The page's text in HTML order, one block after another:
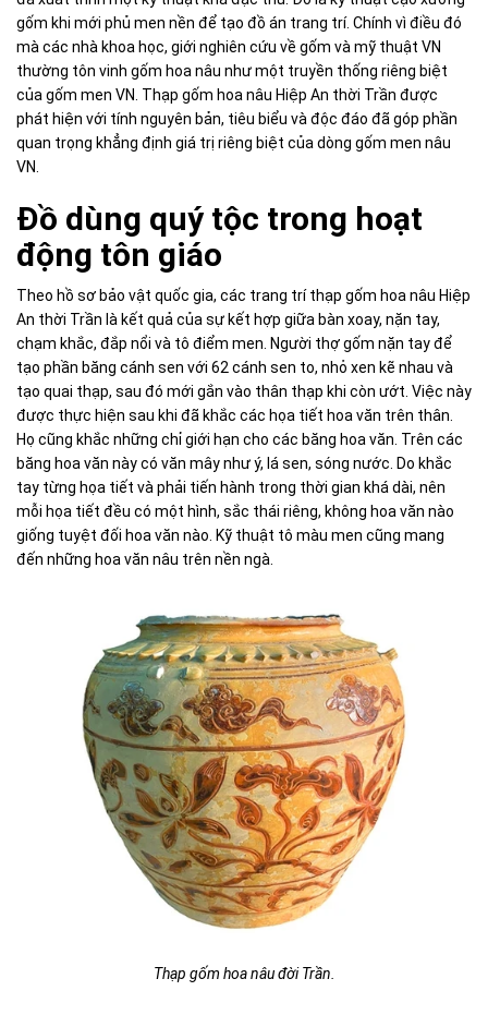
gốm khi mới phủ men nền để tạo đồ án trang trí. Chính vì điều đó
mà các nhà khoa học, giới nghiên cứu về gốm và mỹ thuật VN
thường tôn vinh gốm hoa nâu như một truyền thống riêng biệt
của gốm men VN. Thạp gốm hoa nâu Hiệp An thời Trần được
phát hiện với tính nguyên bản, tiêu biểu và độc đáo đã góp phần
quan trọng khẳng định giá trị riêng biệt của dòng gốm men nâu
VN.
Đồ dùng quý tộc trong hoạt
động tôn giáo
Theo hồ sơ bảo vật quốc gia, các trang trí thạp gốm hoa nâu Hiệp
An thời Trần là kết quả của sự kết hợp giữa bàn xoay, nặn tay,
chạm khắc, đắp nổi và tô điểm men. Người thợ gốm nặn tay để
tạo phần băng cánh sen với 62 cánh sen to, nhỏ xen kẽ nhau và
tạo quai thạp, sau đó mới gắn vào thân thạp khi còn ướt. Việc này
được thực hiện sau khi đã khắc các họa tiết hoa văn trên thân.
Họ cũng khắc những chỉ giới hạn cho các băng hoa văn. Trên các
băng hoa văn này có văn mây như ý, lá sen, sóng nước. Do khắc
tay từng họa tiết và phải tiến hành trong thời gian khá dài, nên
mỗi họa tiết đều có một hình, sắc thái riêng, không hoa văn nào
giống tuyệt đối hoa văn nào. Kỹ thuật tô màu men cũng mang
đến những hoa văn nâu trên nền ngà.
Thạp gốm hoa nâu đời Trần.